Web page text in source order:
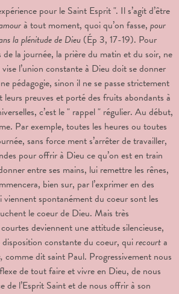
pour le Saint Esprit ". Il s’agit d’être
à tout moment, quoi qu’on fasse, pour
la plénitude de Dieu (Ép 3, 17-19). Pour
la journée, la prière du matin et du soir, ne
l’union constante à Dieu doit se donner
pédagogie, sinon il ne se passe strictement
preuves et porté des fruits abondants à
c’est le " rappel " régulier. Au début,
Par exemple, toutes les heures ou toutes
sans force ment s’arrêter de travailler,
pour offrir à Dieu ce qu’on est en train
entre ses mains, lui remettre les rênes,
bien sur, par l’exprimer en des
viennent spontanément du coeur sont les
le coeur de Dieu. Mais très
deviennent une attitude silencieuse,
disposition constante du coeur, quirecourta
comme dit saint Paul. Progressivement nous
de tout faire et vivre en Dieu, de nous
de l’Esprit Saint et de nous offrir à son